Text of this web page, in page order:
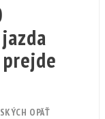
OPÄŤ